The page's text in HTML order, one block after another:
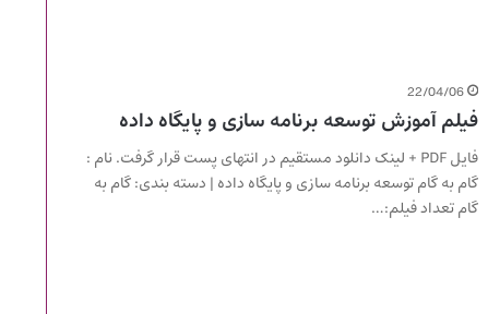
22/04/06
فیلم آموزش توسعه برنامه سازی و پایگاه داده
فایل PDF + لینک دانلود مستقیم در انتهای پست قرار گرفت. نام :
گام به گام توسعه برنامه سازی و پایگاه داده | دسته بندی: گام به
گام تعداد فیلم:…